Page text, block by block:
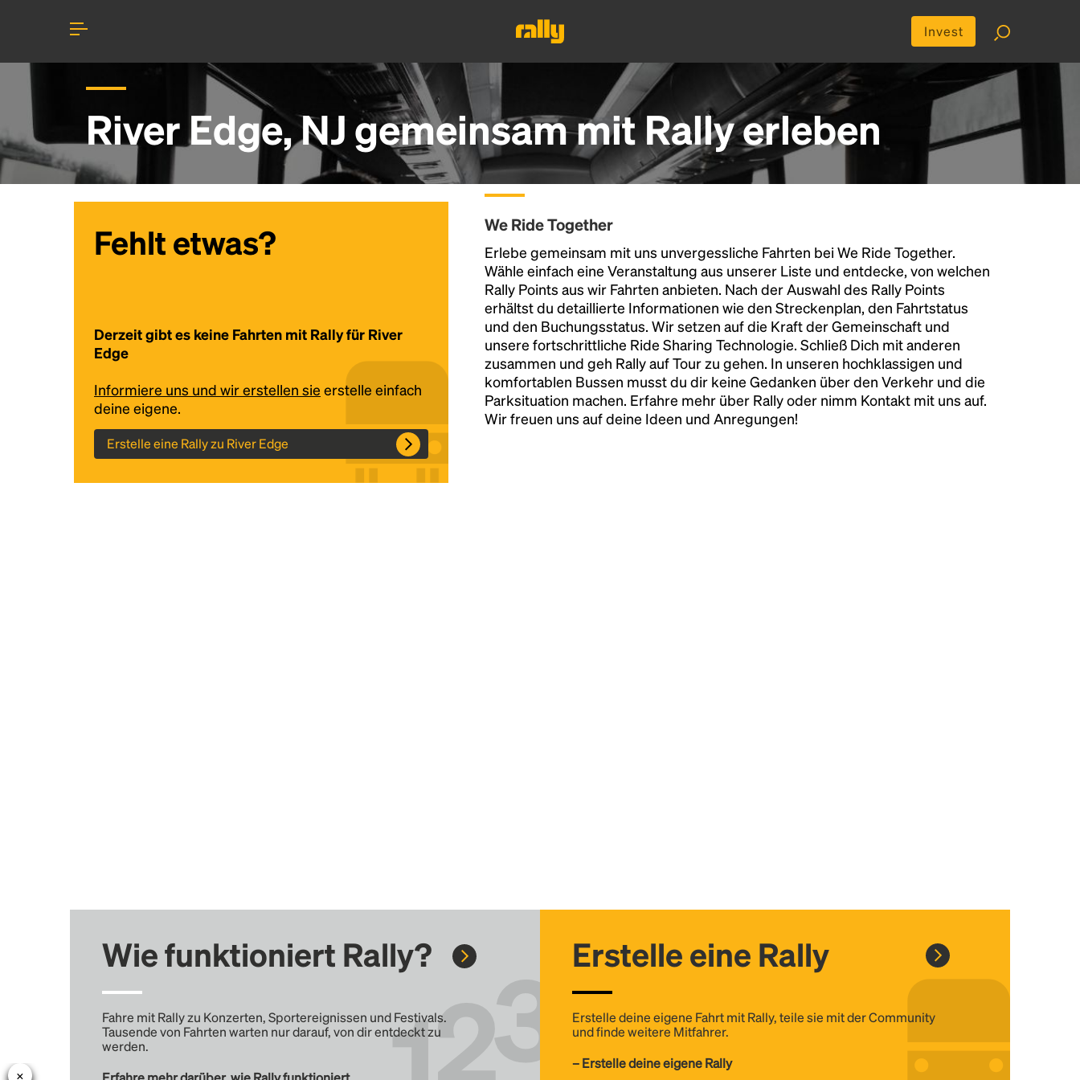
Invest
River Edge, NJ gemeinsam mit Rally erleben
Fehlt etwas?
Derzeit gibt es keine Fahrten mit Rally für River
Edge
Informiere uns und wir erstellen sie erstelle einfach
deine eigene.
Erstelle eine Rally zu River Edge
We Ride Together
Erlebe gemeinsam mit uns unvergessliche Fahrten bei We Ride Together.
Wähle einfach eine Veranstaltung aus unserer Liste und entdecke, von welchen
Rally Points aus wir Fahrten anbieten. Nach der Auswahl des Rally Points
erhältst du detaillierte Informationen wie den Streckenplan, den Fahrtstatus
und den Buchungsstatus. Wir setzen auf die Kraft der Gemeinschaft und
unsere fortschrittliche Ride Sharing Technologie. Schließ Dich mit anderen
zusammen und geh Rally auf Tour zu gehen. In unseren hochklassigen und
komfortablen Bussen musst du dir keine Gedanken über den Verkehr und die
Parksituation machen. Erfahre mehr über Rally oder nimm Kontakt mit uns auf.
Wir freuen uns auf deine Ideen und Anregungen!
Wie funktioniert Rally?
Fahre mit Rally zu Konzerten, Sportereignissen und Festivals.
Tausende von Fahrten warten nur darauf, von dir entdeckt zu
werden.
Erstelle eine Rally
Erstelle deine eigene Fahrt mit Rally, teile sie mit der Community
und finde weitere Mitfahrer.
– Erstelle deine eigene Rally
Headline
Lorem Ipsum is simply dummy text of the
printing and typesetting industry.